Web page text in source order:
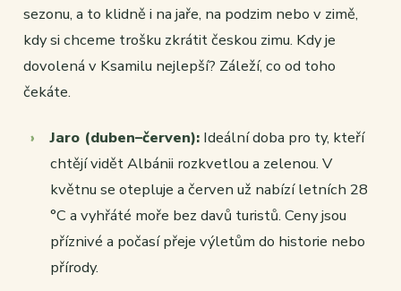
sezonu, a to klidně i na jaře, na podzim nebo v zimě,
kdy si chceme trošku zkrátit českou zimu. Kdy je
dovolená v Ksamilu nejlepší? Záleží, co od toho
čekáte.
Jaro (duben–červen): Ideální doba pro ty, kteří
chtějí vidět Albánii rozkvetlou a zelenou. V
květnu se otepluje a červen už nabízí letních 28
°C a vyhřáté moře bez davů turistů. Ceny jsou
příznivé a počasí přeje výletům do historie nebo
přírody.